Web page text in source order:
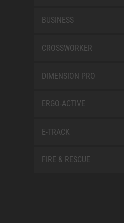
BUSINESS
CROSSWORKER
DIMENSION PRO
ERGO-ACTIVE
E-TRACK
FIRE & RESCUE